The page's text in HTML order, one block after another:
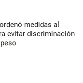
medidas al
evitar discriminación